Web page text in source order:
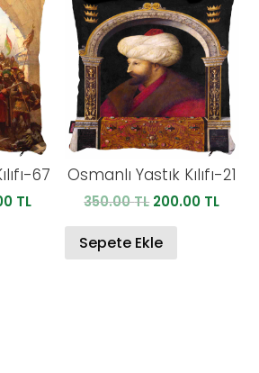
67
TL.
TLŞu
200.00 TL.
Osmanlı Yastık Kılıfı-21
350.00TL Orijinal
350.00 TL.
200.00 TLŞu
Sepete Ekle